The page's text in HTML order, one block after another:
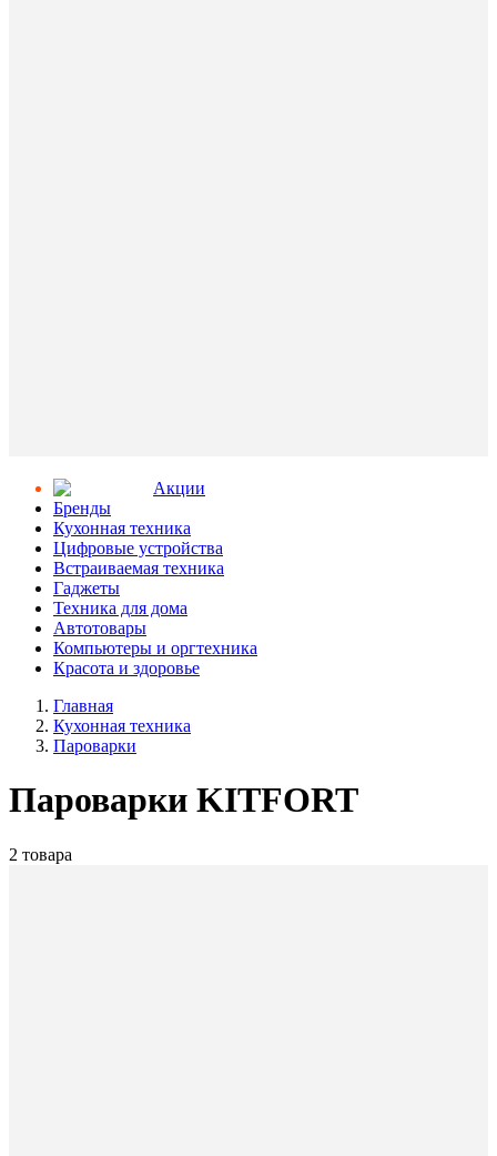
Aкции
Бренды
Кухонная техника
Цифровые устройства
Встраиваемая техника
Гаджеты
Техника для дома
Автотовары
Компьютеры и оргтехника
Красота и здоровье
Главная
Кухонная техника
Пароварки
Пароварки KITFORT
2 товара